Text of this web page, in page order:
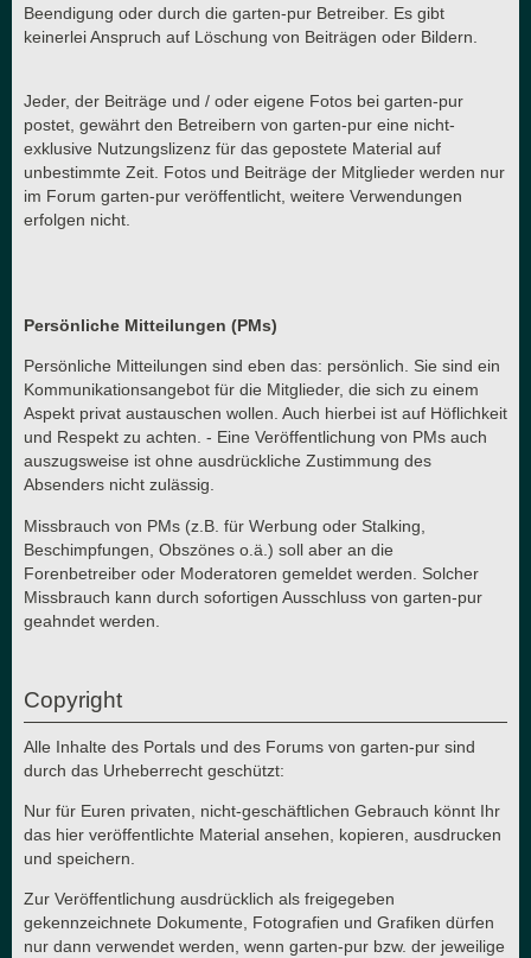
Beendigung oder durch die garten-pur Betreiber. Es gibt
keinerlei Anspruch auf Löschung von Beiträgen oder Bildern.
Jeder, der Beiträge und / oder eigene Fotos bei garten-pur
postet, gewährt den Betreibern von garten-pur eine nicht-
exklusive Nutzungslizenz für das gepostete Material auf
unbestimmte Zeit. Fotos und Beiträge der Mitglieder werden nur
im Forum garten-pur veröffentlicht, weitere Verwendungen
erfolgen nicht.
Persönliche Mitteilungen (PMs)
Persönliche Mitteilungen sind eben das: persönlich. Sie sind ein
Kommunikationsangebot für die Mitglieder, die sich zu einem
Aspekt privat austauschen wollen. Auch hierbei ist auf Höflichkeit
und Respekt zu achten. - Eine Veröffentlichung von PMs auch
auszugsweise ist ohne ausdrückliche Zustimmung des
Absenders nicht zulässig.
Missbrauch von PMs (z.B. für Werbung oder Stalking,
Beschimpfungen, Obszönes o.ä.) soll aber an die
Forenbetreiber oder Moderatoren gemeldet werden. Solcher
Missbrauch kann durch sofortigen Ausschluss von garten-pur
geahndet werden.
Copyright
Alle Inhalte des Portals und des Forums von garten-pur sind
durch das Urheberrecht geschützt:
Nur für Euren privaten, nicht-geschäftlichen Gebrauch könnt Ihr
das hier veröffentlichte Material ansehen, kopieren, ausdrucken
und speichern.
Zur Veröffentlichung ausdrücklich als freigegeben
gekennzeichnete Dokumente, Fotografien und Grafiken dürfen
nur dann verwendet werden, wenn garten-pur bzw. der jeweilige